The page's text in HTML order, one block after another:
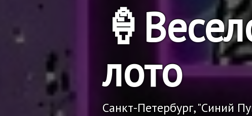
лото
Санкт-Петербург, "Синий